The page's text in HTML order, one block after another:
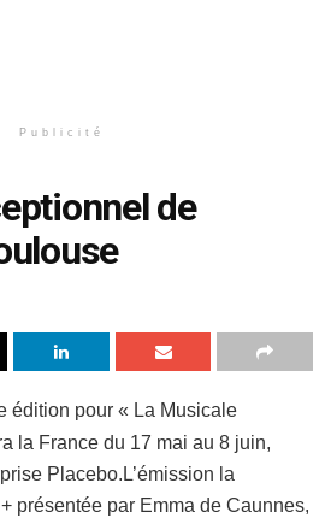
Publicité
de
édition pour « La Musicale
la France du 17 mai au 8 juin,
Placebo. L’émission la
présentée par Emma de Caunnes,